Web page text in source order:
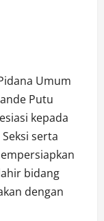
Umum
Putu
kepada
serta
bidang
dengan